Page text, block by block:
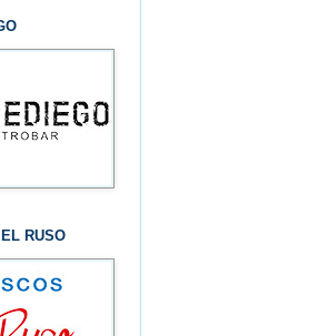
RUSO